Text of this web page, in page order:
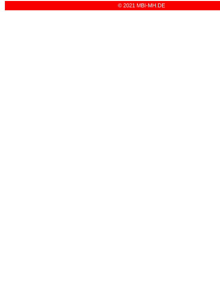
© 2021 MBI-MH.DE